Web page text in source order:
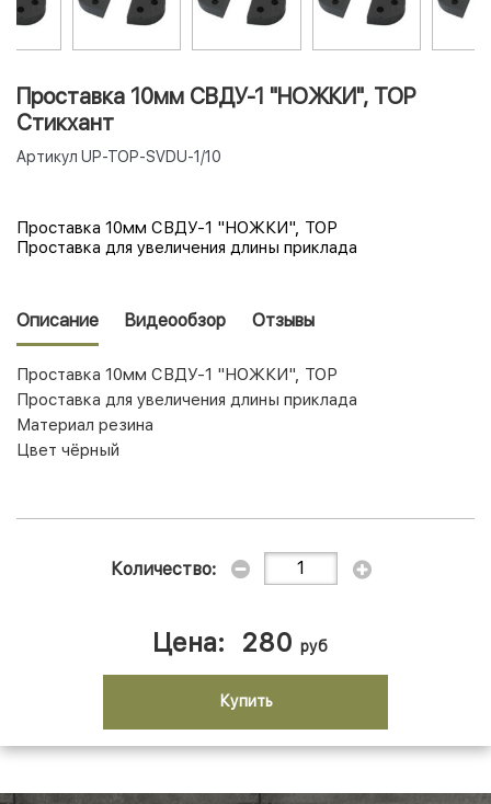
Проставка 10мм СВДУ-1 "НОЖКИ", ТОР
Стикхант
Артикул UP-TOP-SVDU-1/10
Проставка 10мм СВДУ-1 "НОЖКИ", ТОР
Проставка для увеличения длины приклада
Описание Видеообзор Отзывы
Проставка 10мм СВДУ-1 "НОЖКИ", ТОР
Проставка для увеличения длины приклада
Материал резина
Цвет чёрный
Количество:
Цена: 280 руб
Купить